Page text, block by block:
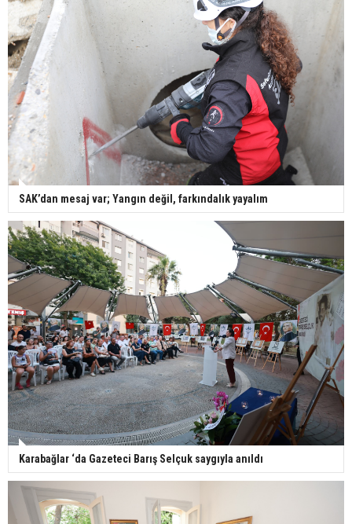
SAK’dan mesaj var; Yangın değil, farkındalık yayalım
Karabağlar ‘da Gazeteci Barış Selçuk saygıyla anıldı